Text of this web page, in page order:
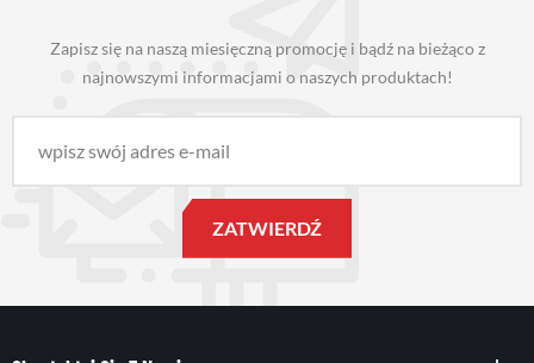
Zapisz się na naszą miesięczną promocję i bądź na bieżąco z
najnowszymi informacjami o naszych produktach!